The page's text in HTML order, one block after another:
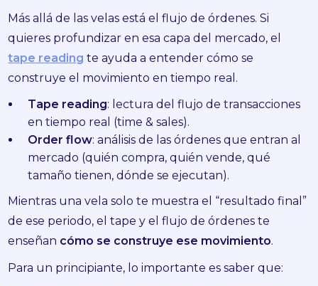
Más allá de las velas está el flujo de órdenes. Si
quieres profundizar en esa capa del mercado, el
tape reading te ayuda a entender cómo se
construye el movimiento en tiempo real.
Tape reading: lectura del flujo de transacciones
en tiempo real (time & sales).
Order flow: análisis de las órdenes que entran al
mercado (quién compra, quién vende, qué
tamaño tienen, dónde se ejecutan).
Mientras una vela solo te muestra el “resultado final”
de ese periodo, el tape y el flujo de órdenes te
enseñan cómo se construye ese movimiento.
Para un principiante, lo importante es saber que: